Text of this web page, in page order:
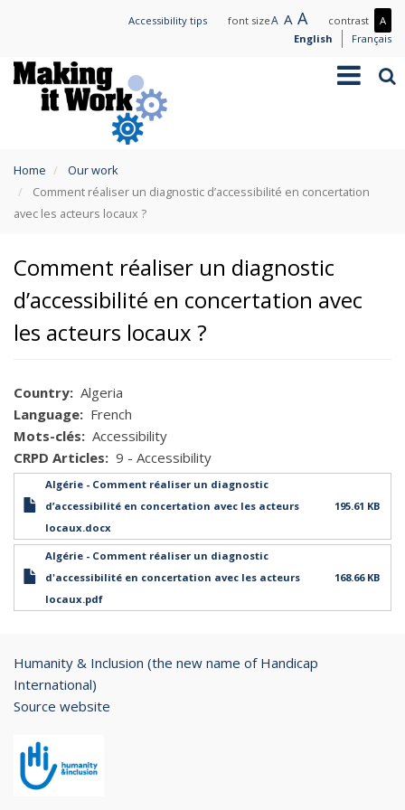
content
Accessibility tips font sizeA Small
text
ANormal
text
ALarge
text
contrast A
Less
English Français
Toggle
are
here
Home
Our work
Comment réaliser un diagnostic d’accessibilité en concertation
avec les acteurs locaux ?
Comment réaliser un diagnostic
d’accessibilité en concertation avec
les acteurs locaux ?
Country Algeria
Language
French
Mots-clés
Accessibility
CRPD Articles
9 - Accessibility
Algérie - Comment réaliser un diagnostic
d’accessibilité en concertation avec les acteurs
locaux.docx
195.61 KB
Algérie - Comment réaliser un diagnostic
d'accessibilité en concertation avec les acteurs
locaux.pdf
168.66 KB
Humanity & Inclusion (the new name of Handicap
International)
Source website